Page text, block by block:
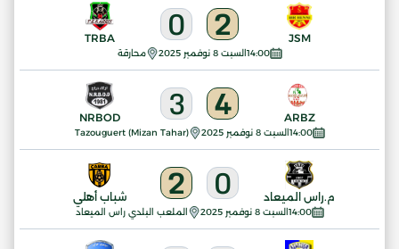
14:00السبت 8 نوفمبر 2025 محارقة
JSM
2
0
TRBA
14:00السبت 8 نوفمبر 2025 Tazouguert (Mizan Tahar)
ARBZ
4
3
NRBOD
14:00السبت 8 نوفمبر 2025 الملعب البلدي راس الميعاد
م.راس الميعاد 0
2 شباب أهلي